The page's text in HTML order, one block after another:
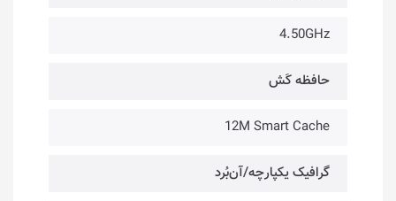
4.50GHz
حافظه کَش
12M Smart Cache
گرافیک یکپارچه/آن‌بُرد